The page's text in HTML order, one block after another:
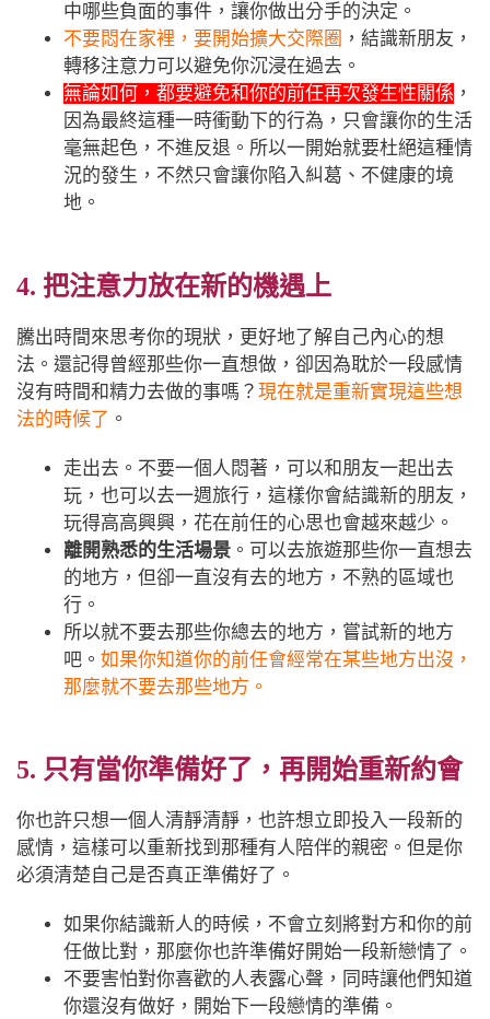
中哪些負面的事件，讓你做出分手的決定。
不要悶在家裡，要開始擴大交際圈 ，結識新朋友，
轉移注意力可以避免你沉浸在過去。
無論如何，都要避免和你的前任再次發生性關係 ，
因為最終這種一時衝動下的行為，只會讓你的生活
毫無起色，不進反退。所以一開始就要杜絕這種情
況的發生，不然只會讓你陷入糾葛、不健康的境
地。
4. 把注意力放在新的機遇上
騰出時間來思考你的現狀，更好地了解自己內心的想
法。還記得曾經那些你一直想做，卻因為耽於一段感情
沒有時間和精力去做的事嗎？ 現在就是重新實現這些想
法的時候了 。
走出去。不要一個人悶著，可以和朋友一起出去
玩，也可以去一週旅行，這樣你會結識新的朋友，
玩得高高興興，花在前任的心思也會越來越少。
離開熟悉的生活場景。可以去旅遊那些你一直想去
的地方，但卻一直沒有去的地方，不熟的區域也
行。
所以就不要去那些你總去的地方，嘗試新的地方
吧。 如果你知道你的前任會經常在某些地方出沒，
那麼就不要去那些地方。
5. 只有當你準備好了，再開始重新約會
你也許只想一個人清靜清靜，也許想立即投入一段新的
感情，這樣可以重新找到那種有人陪伴的親密。但是你
必須清楚自己是否真正準備好了。
如果你結識新人的時候，不會立刻將對方和你的前
任做比對，那麼你也許準備好開始一段新戀情了。
不要害怕對你喜歡的人表露心聲，同時讓他們知道
你還沒有做好，開始下一段戀情的準備。